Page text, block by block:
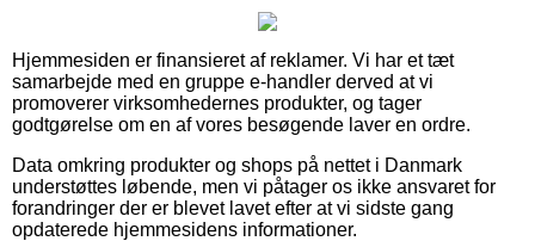
Hjemmesiden er finansieret af reklamer. Vi har et tæt
samarbejde med en gruppe e-handler derved at vi
promoverer virksomhedernes produkter, og tager
godtgørelse om en af vores besøgende laver en ordre.
Data omkring produkter og shops på nettet i Danmark
understøttes løbende, men vi påtager os ikke ansvaret for
forandringer der er blevet lavet efter at vi sidste gang
opdaterede hjemmesidens informationer.